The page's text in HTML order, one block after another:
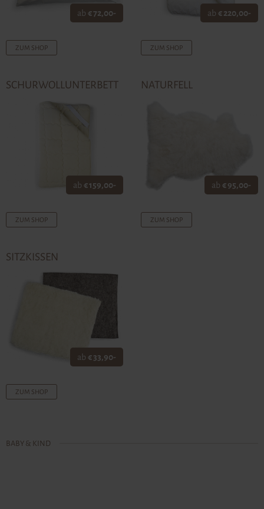
ab € 72,00-
ZUM SHOP
ab € 220,00-
ZUM SHOP
SCHURWOLLUNTERBETT
ab € 159,00-
ZUM SHOP
NATURFELL
ab € 95,00-
ZUM SHOP
SITZKISSEN
ab € 33,90-
ZUM SHOP
BABY & KIND